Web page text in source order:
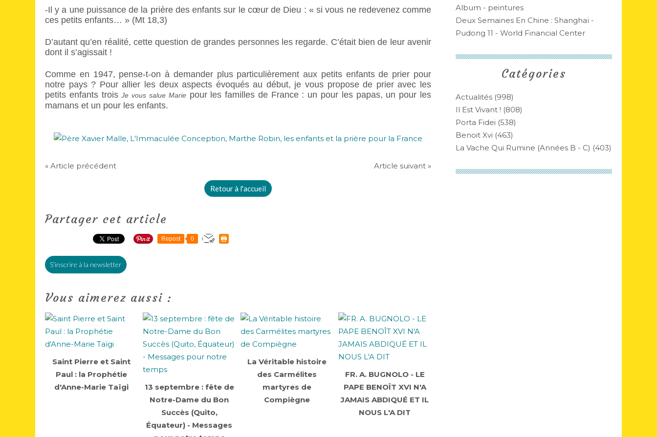
-Il y a une puissance de la prière des enfants sur le cœur de Dieu : « si vous ne redevenez comme
ces petits enfants… » (Mt 18,3)
D’autant qu’en réalité, cette question de grandes personnes les regarde. C’était bien de leur avenir
dont il s’agissait !
Comme en 1947, pense-t-on à demander plus particulièrement aux petits enfants de prier pour
notre pays ? Pour allier les deux aspects évoqués au début, je vous propose de prier avec les
petits enfants troisJe vous salue Mariepour les familles de France : un pour les papas, un pour les
mamans et un pour les enfants.
« Article précédent Article suivant »
Retour à l'accueil
Partager cet article
Repost 0
S'inscrire à la newsletter
Vous aimerez aussi :
Saint Pierre et Saint
Paul : la Prophétie
d'Anne-Marie Taïgi
13 septembre : fête de
Notre-Dame du Bon
Succès (Quito,
Équateur) - Messages
La Véritable histoire
des Carmélites
martyres de
Compiègne
FR. A. BUGNOLO - LE
PAPE BENOÎT XVI N'A
JAMAIS ABDIQUÉ ET IL
NOUS L'A DIT
Catégories
Actualités (998)
Il Est Vivant ! (808)
Porta Fidei (538)
Benoit Xvi (463)
La Vache Qui Rumine (années B - C) (403)
Album - peintures
Deux Semaines En Chine : Shanghaï -
Pudong 11 - World Financial Center